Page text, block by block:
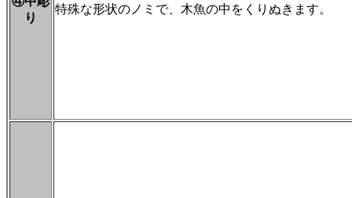
り
特殊な形状のノミで、木魚の中をくりぬきます。